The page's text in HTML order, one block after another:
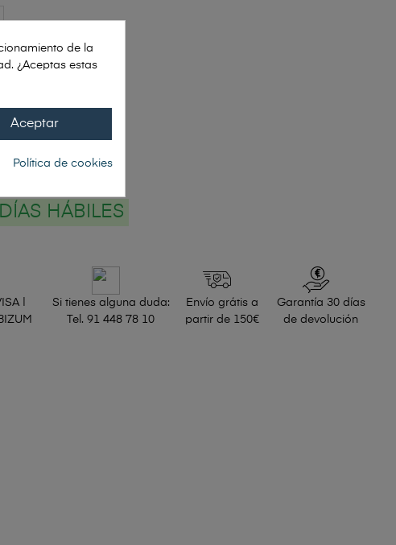
HÁBILES
|
Si tienes alguna duda:
Tel. 91 448 78 10
Envío grátis a
partir de 150€
Garantía 30 días
de devolución
de la
¿Aceptas estas
Aceptar
Política de cookies